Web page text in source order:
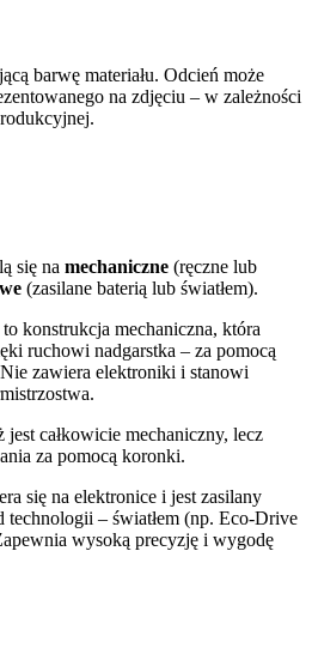
barwę materiału. Odcień może
na zdjęciu – w zależności
się na mechaniczne (ręczne lub
(zasilane baterią lub światłem).
to konstrukcja mechaniczna, która
ruchowi nadgarstka – za pomocą
zawiera elektroniki i stanowi
jest całkowicie mechaniczny, lecz
za pomocą koronki.
się na elektronice i jest zasilany
technologii – światłem (np. Eco-Drive
wysoką precyzję i wygodę